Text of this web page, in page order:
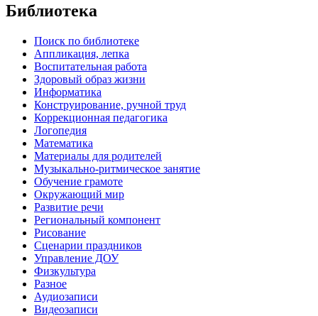
Библиотека
Поиск по библиотеке
Аппликация, лепка
Воспитательная работа
Здоровый образ жизни
Информатика
Конструирование, ручной труд
Коррекционная педагогика
Логопедия
Математика
Материалы для родителей
Музыкально-ритмическое занятие
Обучение грамоте
Окружающий мир
Развитие речи
Региональный компонент
Рисование
Сценарии праздников
Управление ДОУ
Физкультура
Разное
Аудиозаписи
Видеозаписи